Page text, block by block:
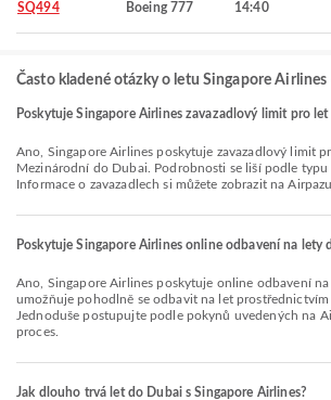
SQ494 Boeing 777 14:40
Často kladené otázky o letu Singapore
Poskytuje Singapore Airlines zavazadlový limit pro
Ano, Singapore Airlines poskytuje zavazadlový limit pro lety Domácí &
Mezinárodní do Dubai. Podrobnosti se liší podle typu
Informace o zavazadlech si můžete zobrazit na
Poskytuje Singapore Airlines online odbavení na lety
Ano, Singapore Airlines poskytuje online odbavení na lety do Dubai, což vám
umožňuje pohodlně se odbavit na let prostřednictvím
Jednoduše postupujte podle pokynů uvedených na
proces.
Jak dlouho trvá let do Dubai s Singapore Airlines?